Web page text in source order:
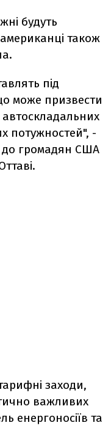
будуть
також
під
може призвести
потужностей", -
до громадян США
заходи,
важливих
енергоносіїв та